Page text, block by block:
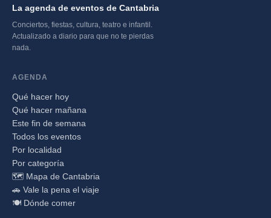
La agenda de eventos de Cantabria
Conciertos, fiestas, cultura, teatro e infantil.
Actualizado a diario para que no te pierdas
nada.
AGENDA
Qué hacer hoy
Qué hacer mañana
Este fin de semana
Todos los eventos
Por localidad
Por categoría
🗺️ Mapa de Cantabria
🚗 Vale la pena el viaje
🍽️ Dónde comer